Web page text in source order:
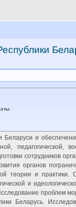
Беларуси и
педагогической,
сотрудников
органов
теории и практики.
и
проблем
Беларусь.